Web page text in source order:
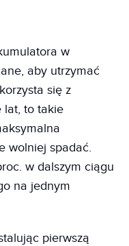
w
aby utrzymać
się z
lat, to takie
wolniej spadać.
w dalszym ciągu
na jednym
pierwszą